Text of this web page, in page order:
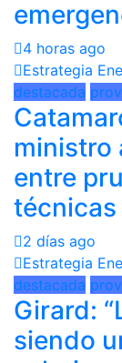
4 horas ago
Estrategia
destacada
ministro
entre
técnicas
2 días ago
Estrategia
destacada
Girard:
siendo